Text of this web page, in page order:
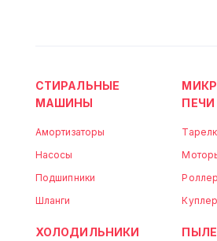
СТИРАЛЬНЫЕ
МАШИНЫ
Амортизаторы
Насосы
Подшипники
Шланги
ПЕЧИ
Куплер
ХОЛОДИЛЬНИКИ